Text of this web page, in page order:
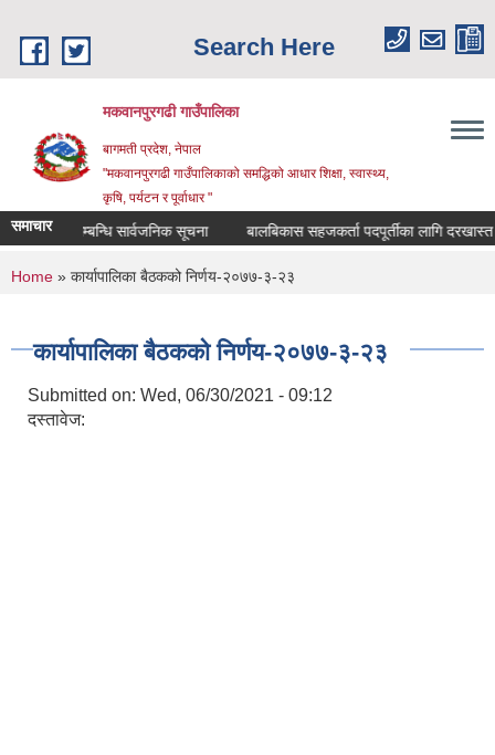
Search Here
मकवानपुरगढी गाउँपालिका
बागमती प्रदेश, नेपाल
"मकवानपुरगढी गाउँपालिकाको समद्धिको आधार शिक्षा, स्‍वास्‍थ्‍य,
कृषि, पर्यटन र पूर्वाधार "
समाचारसम्बन्धि सार्वजनिक सूचना बालबिकास सहजकर्ता पदपूर्तीका लागि दरखास्त
You are here
Home » कार्यापालिका बैठकको निर्णय-२०७७-३-२३
कार्यापालिका बैठकको निर्णय-२०७७-३-२३
Submitted on: Wed, 06/30/2021 - 09:12
दस्तावेज: